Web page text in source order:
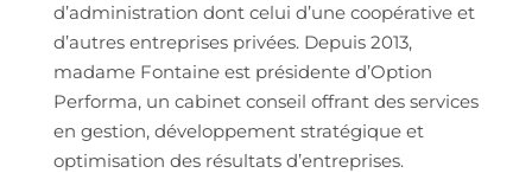
d’administration dont celui d’une coopérative et
d’autres entreprises privées. Depuis 2013,
madame Fontaine est présidente d’Option
Performa, un cabinet conseil offrant des services
en gestion, développement stratégique et
optimisation des résultats d’entreprises.